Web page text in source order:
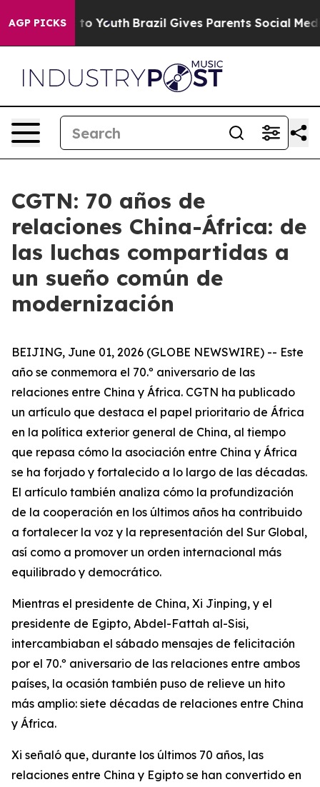
AGP PICKSto Youth Brazil Gives Parents Social Media
CGTN: 70 años de
relaciones China-África: de
las luchas compartidas a
un sueño común de
modernización
BEIJING, June 01, 2026 (GLOBE NEWSWIRE) -- Este
año se conmemora el 70.º aniversario de las
relaciones entre China y África. CGTN ha publicado
un artículo que destaca el papel prioritario de África
en la política exterior general de China, al tiempo
que repasa cómo la asociación entre China y África
se ha forjado y fortalecido a lo largo de las décadas.
El artículo también analiza cómo la profundización
de la cooperación en los últimos años ha contribuido
a fortalecer la voz y la representación del Sur Global,
así como a promover un orden internacional más
equilibrado y democrático.
Mientras el presidente de China, Xi Jinping, y el
presidente de Egipto, Abdel-Fattah al-Sisi,
intercambiaban el sábado mensajes de felicitación
por el 70.º aniversario de las relaciones entre ambos
países, la ocasión también puso de relieve un hito
más amplio: siete décadas de relaciones entre China
y África.
Xi señaló que, durante los últimos 70 años, las
relaciones entre China y Egipto se han convertido en